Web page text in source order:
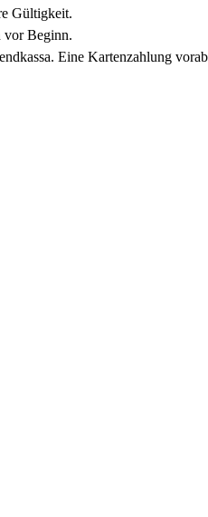
Gültigkeit.
vor Beginn.
Eine Kartenzahlung